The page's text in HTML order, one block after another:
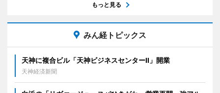
もっと見る
みん経トピックス
天神に複合ビル「天神ビジネスセンターII」開業
天神経済新聞